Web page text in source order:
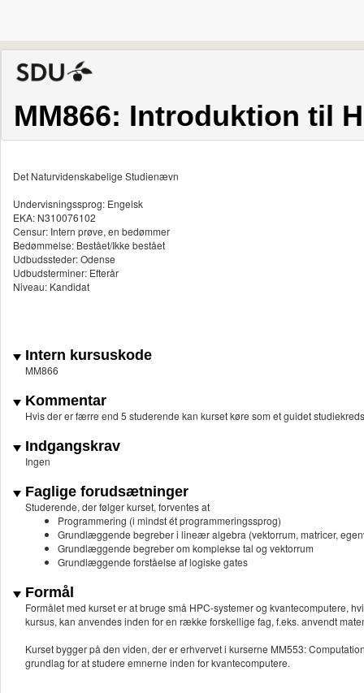
MM866: Introduktion til
Det Naturvidenskabelige Studienævn
Undervisningssprog: Engelsk
EKA: N310076102
Censur: Intern prøve, en bedømmer
Bedømmelse: Bestået/Ikke bestået
Udbudssteder: Odense
Udbudsterminer: Efterår
Niveau: Kandidat
Intern kursuskode
MM866
Kommentar
Hvis der er færre end 5 studerende kan kurset køre som et guidet
Indgangskrav
Ingen
Faglige forudsætninger
Studerende, der følger kurset, forventes at
Programmering (i mindst ét programmeringssprog)
Grundlæggende begreber i lineær algebra (vektorrum, matricer,
Grundlæggende begreber om komplekse tal og vektorrum
Grundlæggende forståelse af logiske gates
Formål
Formålet med kurset er at bruge små HPC-systemer og kvantecomputere,
kursus, kan anvendes inden for en række forskellige fag, f.eks. anvendt
Kurset bygger på den viden, der er erhvervet i kurserne MM553:
grundlag for at studere emnerne inden for kvantecomputere.